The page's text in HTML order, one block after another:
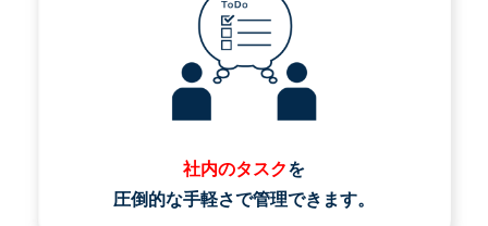
社内のタスクを
圧倒的な手軽さで管理できます。